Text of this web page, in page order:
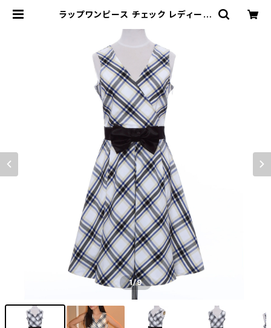
ラップワンピース チェック レディース
ンタル | FORTUNA Tokyo For St
ylist フォーチュナトウキョウ スタイ
リスト向け衣装レンタルオンラインス
1/9